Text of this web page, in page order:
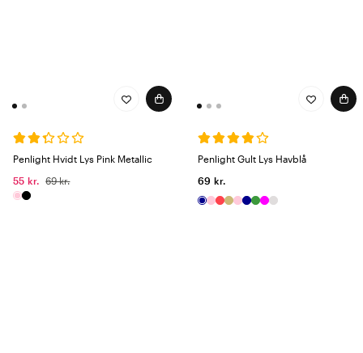
Penlight Hvidt Lys Pink Metallic
55 kr.
69 kr.
Penlight Gult Lys Havblå
69 kr.